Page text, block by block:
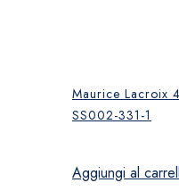
Maurice Lacroix
SS002-331-1
Aggiungi al